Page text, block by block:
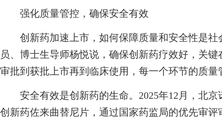
强化质量管控，确保安全有效
创新药加速上市，如何保障质量和安全性是社
员、博士生导师杨悦说，确保创新药疗效好，关
审批到获批上市再到临床使用，每一个环节的质量
安全有效是创新药的生命。2025年12月，北京
创新药佐来曲替尼片，通过国家药监局的优先审